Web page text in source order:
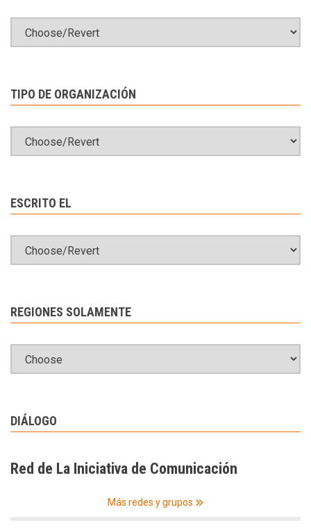
TIPO DE ORGANIZACIÓN
ESCRITO EL
REGIONES SOLAMENTE
DIÁLOGO
Red de La Iniciativa de Comunicación
Más redes y grupos